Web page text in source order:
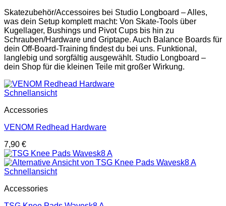
Skatezubehör/Accessoires bei Studio Longboard – Alles,
was dein Setup komplett macht: Von Skate-Tools über
Kugellager, Bushings und Pivot Cups bis hin zu
Schrauben/Hardware und Griptape. Auch Balance Boards für
dein Off-Board-Training findest du bei uns. Funktional,
langlebig und sorgfältig ausgewählt. Studio Longboard –
dein Shop für die kleinen Teile mit großer Wirkung.
Schnellansicht
Accessories
VENOM Redhead Hardware
7,90 €
Schnellansicht
Accessories